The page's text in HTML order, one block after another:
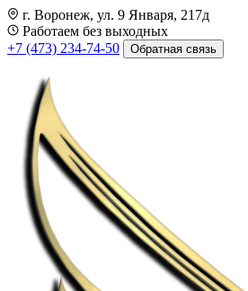
г. Воронеж, ул. 9 Января, 217д
Работаем без выходных
+7 (473) 234-74-50
Обратная связь